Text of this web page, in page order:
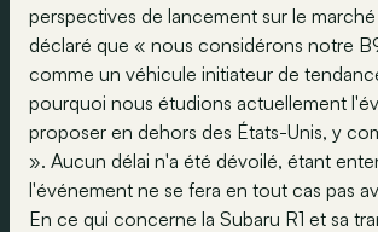
perspectives de lancement sur le
déclaré que « nous considérons notre
comme un véhicule initiateur de
pourquoi nous étudions actuellement
proposer en dehors des États-Unis, y
». Aucun délai n'a été dévoilé, étant
l'événement ne se fera en tout cas pas
En ce qui concerne la Subaru R1 et sa